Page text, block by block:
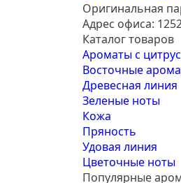
Оригинальная
Адрес офиса:
Каталог товаров
Ароматы с
Восточные
Древесная линия
Зеленые ноты
Кожа
Пряность
Удовая линия
Цветочные ноты
Популярные